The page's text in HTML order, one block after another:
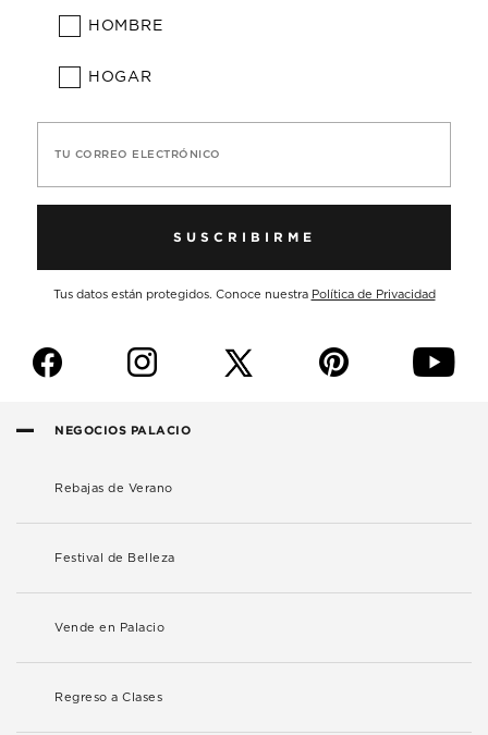
HOMBRE
HOGAR
TU CORREO ELECTRÓNICO
SUSCRIBIRME
Tus datos están protegidos. Conoce nuestra Política de Privacidad
f i p y
NEGOCIOS PALACIO
Rebajas de Verano
Festival de Belleza
Vende en Palacio
Regreso a Clases